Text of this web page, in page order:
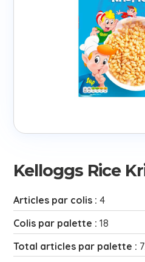
Kelloggs Rice
Articles par colis :4
Colis par palette :18
Total articles par palette :